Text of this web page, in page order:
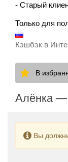
- Старый
Только для
Кэшбэк в
В
Алёнка
Вы